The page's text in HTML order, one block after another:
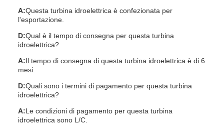
A:Questa turbina idroelettrica è confezionata per
l'esportazione.
D:Qual è il tempo di consegna per questa turbina
idroelettrica?
A:Il tempo di consegna di questa turbina idroelettrica è di 6
mesi.
D:Quali sono i termini di pagamento per questa turbina
idroelettrica?
A:Le condizioni di pagamento per questa turbina
idroelettrica sono L/C.